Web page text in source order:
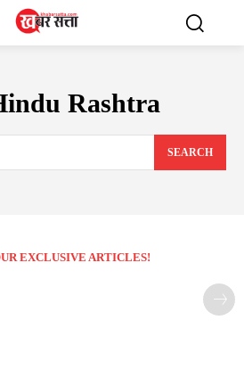
Rashtra
SEARCH
EXCLUSIVE ARTICLES!